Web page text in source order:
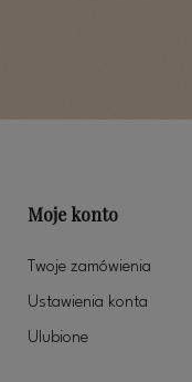
Moje konto
Twoje zamówienia
Ustawienia konta
Ulubione